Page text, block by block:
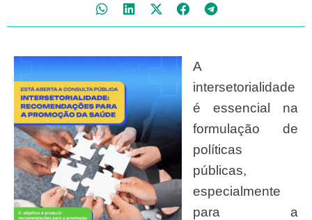
A
intersetorialidade
é essencial na
formulação de
políticas
públicas,
especialmente
para a